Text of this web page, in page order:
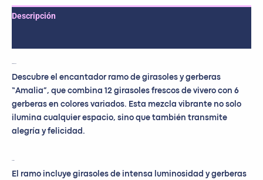
Descripción
Descubre el encantador ramo de girasoles y gerberas
“Amalia”, que combina 12 girasoles frescos de vivero con 6
gerberas en colores variados. Esta mezcla vibrante no solo
ilumina cualquier espacio, sino que también transmite
alegría y felicidad.
El ramo incluye girasoles de intensa luminosidad y gerberas